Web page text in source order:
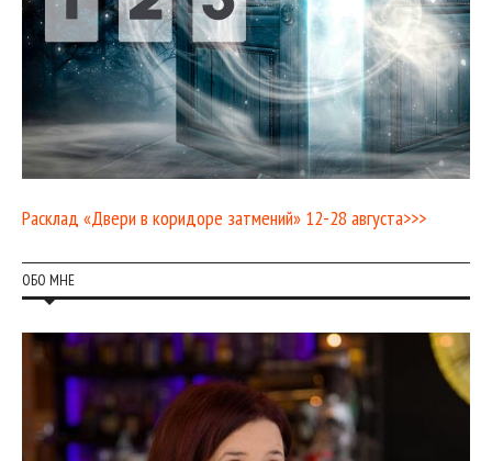
Расклад «Двери в коридоре затмений» 12-28 августа>>>
ОБО МНЕ